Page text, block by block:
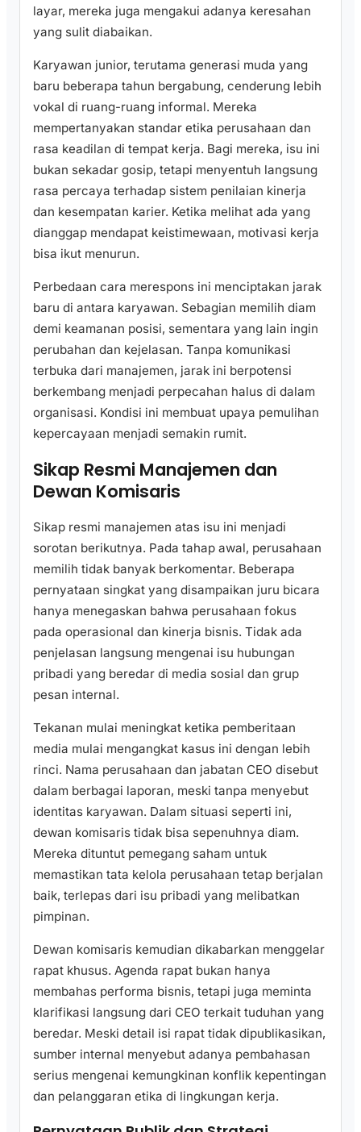
layar, mereka juga mengakui adanya keresahan
yang sulit diabaikan.
Karyawan junior, terutama generasi muda yang
baru beberapa tahun bergabung, cenderung lebih
vokal di ruang-ruang informal. Mereka
mempertanyakan standar etika perusahaan dan
rasa keadilan di tempat kerja. Bagi mereka, isu ini
bukan sekadar gosip, tetapi menyentuh langsung
rasa percaya terhadap sistem penilaian kinerja
dan kesempatan karier. Ketika melihat ada yang
dianggap mendapat keistimewaan, motivasi kerja
bisa ikut menurun.
Perbedaan cara merespons ini menciptakan jarak
baru di antara karyawan. Sebagian memilih diam
demi keamanan posisi, sementara yang lain ingin
perubahan dan kejelasan. Tanpa komunikasi
terbuka dari manajemen, jarak ini berpotensi
berkembang menjadi perpecahan halus di dalam
organisasi. Kondisi ini membuat upaya pemulihan
kepercayaan menjadi semakin rumit.
Sikap Resmi Manajemen dan
Dewan Komisaris
Sikap resmi manajemen atas isu ini menjadi
sorotan berikutnya. Pada tahap awal, perusahaan
memilih tidak banyak berkomentar. Beberapa
pernyataan singkat yang disampaikan juru bicara
hanya menegaskan bahwa perusahaan fokus
pada operasional dan kinerja bisnis. Tidak ada
penjelasan langsung mengenai isu hubungan
pribadi yang beredar di media sosial dan grup
pesan internal.
Tekanan mulai meningkat ketika pemberitaan
media mulai mengangkat kasus ini dengan lebih
rinci. Nama perusahaan dan jabatan CEO disebut
dalam berbagai laporan, meski tanpa menyebut
identitas karyawan. Dalam situasi seperti ini,
dewan komisaris tidak bisa sepenuhnya diam.
Mereka dituntut pemegang saham untuk
memastikan tata kelola perusahaan tetap berjalan
baik, terlepas dari isu pribadi yang melibatkan
pimpinan.
Dewan komisaris kemudian dikabarkan menggelar
rapat khusus. Agenda rapat bukan hanya
membahas performa bisnis, tetapi juga meminta
klarifikasi langsung dari CEO terkait tuduhan yang
beredar. Meski detail isi rapat tidak dipublikasikan,
sumber internal menyebut adanya pembahasan
serius mengenai kemungkinan konflik kepentingan
dan pelanggaran etika di lingkungan kerja.